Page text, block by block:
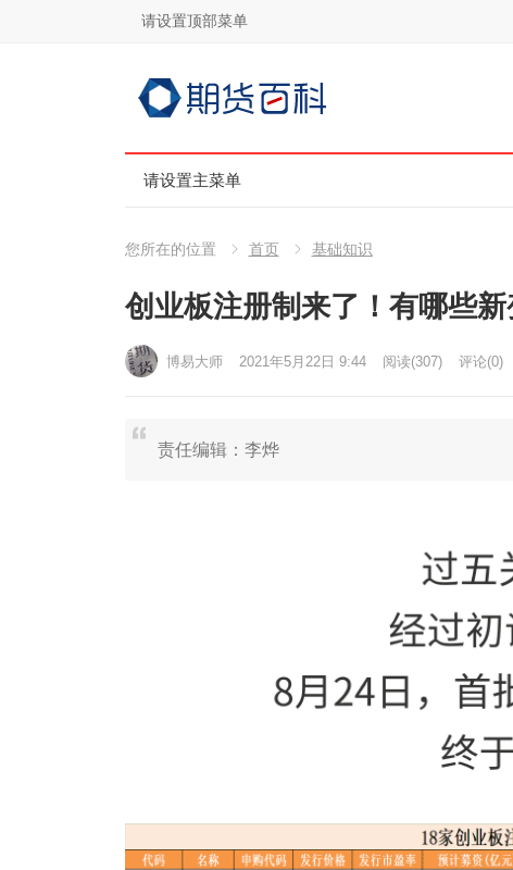
请设置顶部菜单
请设置主菜单
您所在的位置 首页 基础知识
创业板注册制来了！有哪些新
博易大师 2021年5月22日 9:44 阅读(307) 评论(0)
责任编辑：李烨